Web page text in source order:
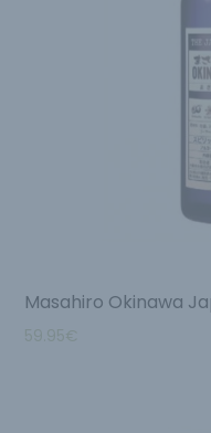
Masahiro Okinawa
59.95€